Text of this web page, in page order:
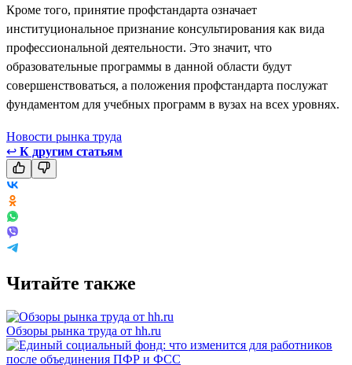
Кроме того, принятие профстандарта означает
институциональное признание консультирования как вида
профессиональной деятельности. Это значит, что
образовательные программы в данной области будут
совершенствоваться, а положения профстандарта послужат
фундаментом для учебных программ в вузах на всех уровнях.
Новости рынка труда
↩ К другим статьям
Читайте также
Обзоры рынка труда от hh.ru